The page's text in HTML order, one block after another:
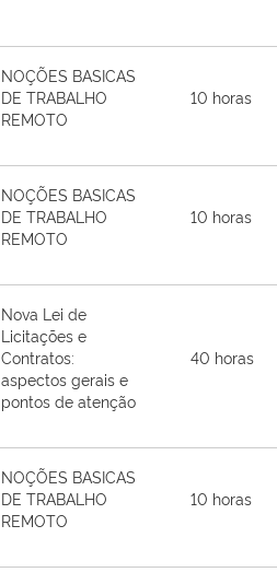
NOÇÕES BASICAS
DE TRABALHO
REMOTO
10 horas
NOÇÕES BASICAS
DE TRABALHO
REMOTO
10 horas
Nova Lei de
Licitações e
Contratos:
aspectos gerais e
pontos de atenção
40 horas
NOÇÕES BASICAS
DE TRABALHO
REMOTO
10 horas